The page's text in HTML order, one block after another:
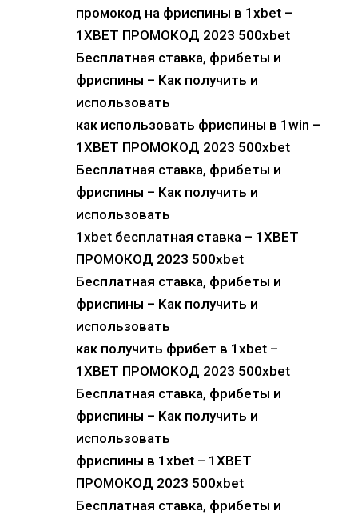
промокод на фриспины в 1xbet –
1XBET ПРОМОКОД 2023 500xbet
Бесплатная ставка, фрибеты и
фриспины – Как получить и
использовать
как использовать фриспины в 1win –
1XBET ПРОМОКОД 2023 500xbet
Бесплатная ставка, фрибеты и
фриспины – Как получить и
использовать
1xbet бесплатная ставка – 1XBET
ПРОМОКОД 2023 500xbet
Бесплатная ставка, фрибеты и
фриспины – Как получить и
использовать
как получить фрибет в 1xbet –
1XBET ПРОМОКОД 2023 500xbet
Бесплатная ставка, фрибеты и
фриспины – Как получить и
использовать
фриспины в 1xbet – 1XBET
ПРОМОКОД 2023 500xbet
Бесплатная ставка, фрибеты и